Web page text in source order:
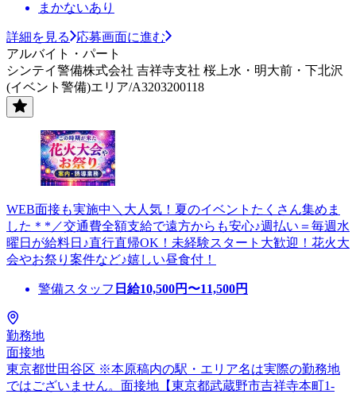
まかないあり
詳細を見る
応募画面に進む
アルバイト・パート
シンテイ警備株式会社 吉祥寺支社 桜上水・明大前・下北沢
(イベント警備)エリア/A3203200118
WEB面接も実施中＼大人気！夏のイベントたくさん集めま
した＊*／交通費全額支給で遠方からも安心♪週払い＝毎週水
曜日が給料日♪直行直帰OK！未経験スタート大歓迎！花火大
会やお祭り案件など♪嬉しい昼食付！
警備スタッフ 日給10,500円〜11,500円
勤務地
面接地
東京都世田谷区 ※本原稿内の駅・エリア名は実際の勤務地
ではございません。面接地【東京都武蔵野市吉祥寺本町1-